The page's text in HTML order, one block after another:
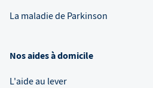
La maladie de Parkinson
Nos aides à domicile
L'aide au lever